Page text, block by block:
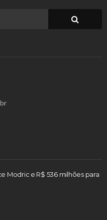
Modric e R$ 536 milhões para